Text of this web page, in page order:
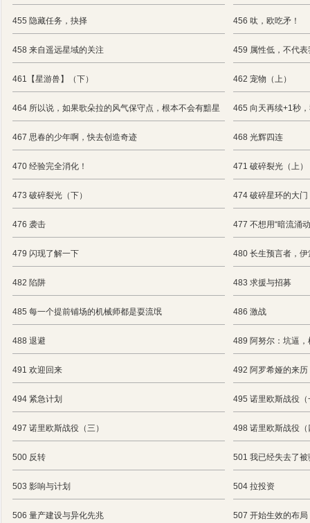
455 隐藏任务，抉择 456 呔，欧吃矛！
458 来自遥远星域的关注 459 属性低，不代表
461【星游兽】（下） 462 宠物（上）
464 所以说，如果歌朵拉的风气保守点，根本不会有黯星 465 向天再续+1秒
467 思春的少年啊，快去创造奇迹 468 光辉四连
470 经验完全消化！ 471 破碎裂光（上）
473 破碎裂光（下） 474 破碎星环的大
476 袭击 477 不想用“暗流涌
479 闪现了解一下 480 长生预言者，伊
482 陷阱 483 求援与招募
485 每一个提前铺场的机械师都是耍流氓 486 激战
488 退避 489 阿努尔：坑逼，
491 欢迎回来 492 阿罗希娅的来历
494 紧急计划 495 诺里欧斯战役（
497 诺里欧斯战役（三） 498 诺里欧斯战役（
500 反转 501 我已经失去了被
503 影响与计划 504 拉投资
506 量产建设与异化先兆 507 开始生效的布局